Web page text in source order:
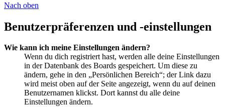
Nach oben
Benutzerpräferenzen und -einstellungen
Wie kann ich meine Einstellungen ändern?
Wenn du dich registriert hast, werden alle deine Einstellungen
in der Datenbank des Boards gespeichert. Um diese zu
ändern, gehe in den „Persönlichen Bereich“; der Link dazu
wird meist oben auf der Seite angezeigt, wenn du auf deinen
Benutzernamen klickst. Dort kannst du alle deine
Einstellungen ändern.